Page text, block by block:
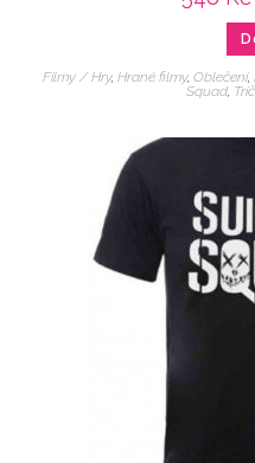
Filmy / Hry, Hrané filmy, Oblečení,
Squad,